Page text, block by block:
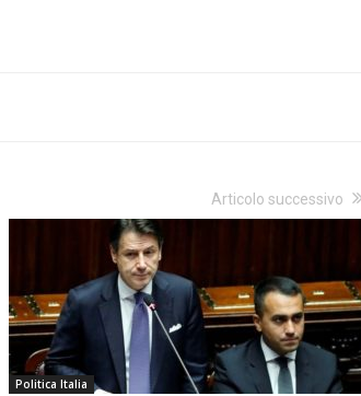
Articolo successivo
Politica Italia